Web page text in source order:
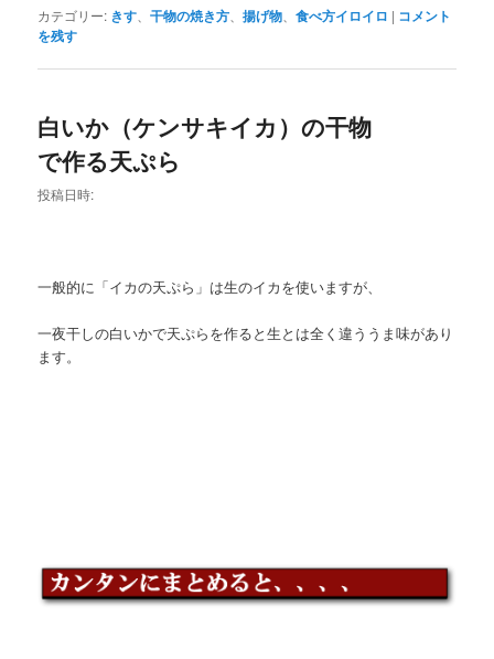
カテゴリー: きす 、干物の焼き方 、揚げ物 、食べ方イロイロ | コメント
を残す
白いか（ケンサキイカ）の干物
で作る天ぷら
投稿日時:
一般的に「イカの天ぷら」は生のイカを使いますが、
一夜干しの白いかで天ぷらを作ると生とは全く違ううま味があり
ます。